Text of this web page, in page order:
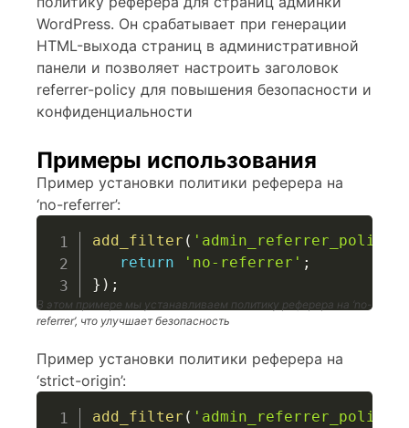
WordPress. Он срабатывает при генерации
HTML-выхода страниц в административной
панели и позволяет настроить заголовок
referrer-policy для повышения безопасности и
конфиденциальности
Примеры использования
Пример установки политики реферера на
‘no-referrer’:
add_filter ( 'admin_referrer_policy'
return
'no-referrer' ;
} ) ;
В этом примере мы устанавливаем политику реферера на ‘no-
referrer’, что улучшает безопасность
Пример установки политики реферера на
‘strict-origin’:
add_filter ( 'admin_referrer_policy'